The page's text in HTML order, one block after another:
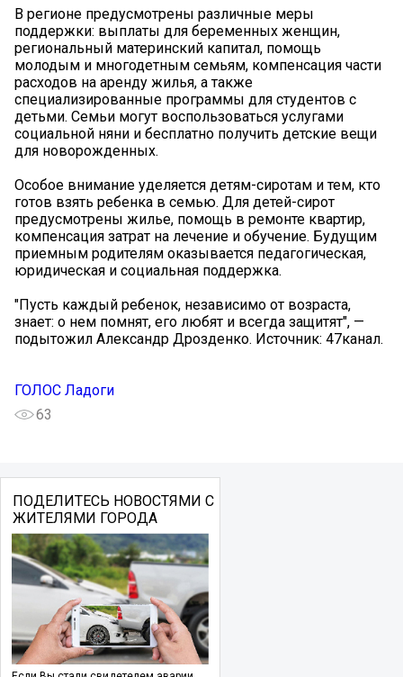
В регионе предусмотрены различные меры
поддержки: выплаты для беременных женщин,
региональный материнский капитал, помощь
молодым и многодетным семьям, компенсация части
расходов на аренду жилья, а также
специализированные программы для студентов с
детьми. Семьи могут воспользоваться услугами
социальной няни и бесплатно получить детские вещи
для новорожденных.
Особое внимание уделяется детям-сиротам и тем, кто
готов взять ребенка в семью. Для детей-сирот
предусмотрены жилье, помощь в ремонте квартир,
компенсация затрат на лечение и обучение. Будущим
приемным родителям оказывается педагогическая,
юридическая и социальная поддержка.
"Пусть каждый ребенок, независимо от возраста,
знает: о нем помнят, его любят и всегда защитят", —
подытожил Александр Дрозденко. Источник: 47канал.
ГОЛОС Ладоги
63
ПОДЕЛИТЕСЬ НОВОСТЯМИ С
ЖИТЕЛЯМИ ГОРОДА